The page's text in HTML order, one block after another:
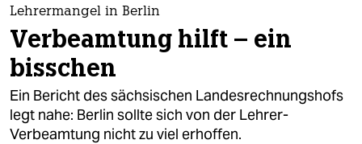
themen
politik
öko
gesellschaft
Lehrermangel in Berlin
Verbeamtung hilft – ein
bisschen
Ein Bericht des sächsischen Landesrechnungshofs
legt nahe: Berlin sollte sich von der Lehrer-
Verbeamtung nicht zu viel erhoffen.